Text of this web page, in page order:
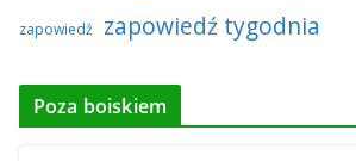
zapowiedź zapowiedź tygodnia
Poza boiskiem